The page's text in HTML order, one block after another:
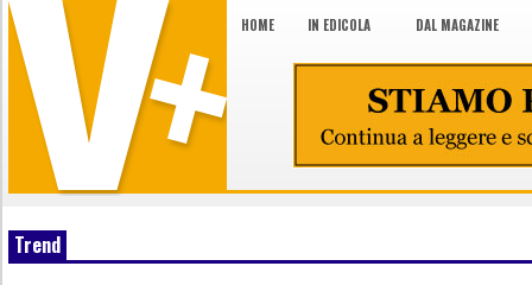
HOME IN EDICOLA DAL MAGAZINE
Trend